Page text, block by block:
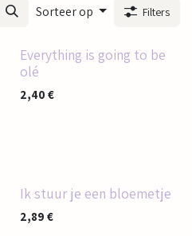
Sorteer op Filters
Everything is going to be
olé
2,40 €
Ik stuur je een bloemetje
2,89 €